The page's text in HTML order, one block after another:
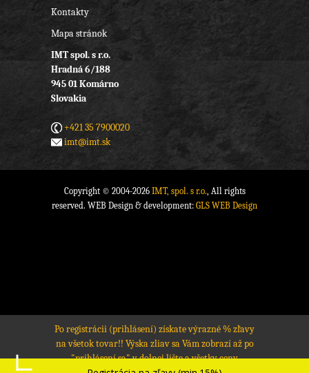
Kontakty
Mapa stránok
IMT spol. s r.o.
Hradná 6/188
945 01 Komárno
Slovakia
+421 35 7900020
imt@imt.sk
Copyright © 2004-2026 IMT, spol. s r.o., All rights
reserved. WEB Design & development: GLS WEB Design
Po registrácii (prihlásení) získate výrazné % zľavy
na všetok tovar!! Výska zliav sa Vám zobrazí až po
"prihlásení sa" v dolnej lište a všetky ceny